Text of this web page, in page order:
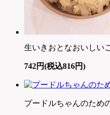
生いきおとなおいしい
742円(税込816円)
プードルちゃんのため